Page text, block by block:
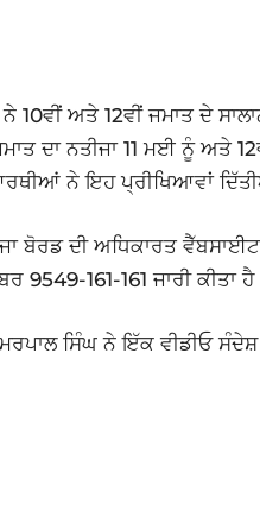
ਅਤੇ 12ਵੀਂ ਜਮਾਤ ਦੇ
ਦਾ ਨਤੀਜਾ 11 ਮਈ ਨੂੰ ਅਤੇ
ਨੇ ਇਹ ਪ੍ਰੀਖਿਆਵਾਂ
ਬੋਰਡ ਦੀ ਅਧਿਕਾਰਤ
161-161 ਜਾਰੀ ਕੀਤਾ
ਸਿੰਘ ਨੇ ਇੱਕ ਵੀਡੀਓ ਸੰਦੇਸ਼